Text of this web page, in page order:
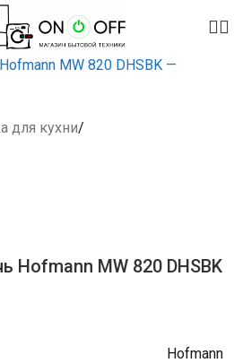
для кухни
Hofmann MW 820 DHSBK
Hofmann